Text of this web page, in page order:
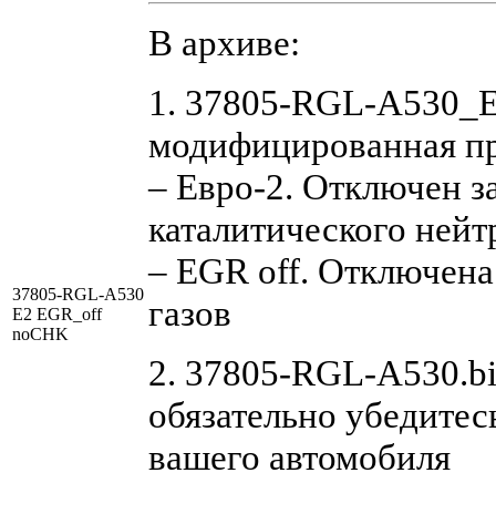
37805-RGL-A530
E2 EGR_off
noCHK
В архиве:
1. 37805-RGL-
модифицированная
– Евро-2. Отключен
каталитического
– EGR off.
газов
2. 37805-RGL-
обязательно
вашего автомобиля